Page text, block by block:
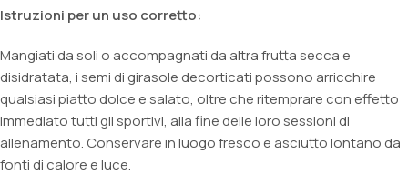
Istruzioni per un uso corretto:
Mangiati da soli o accompagnati da altra frutta secca e
disidratata, i semi di girasole decorticati possono arricchire
qualsiasi piatto dolce e salato, oltre che ritemprare con effetto
immediato tutti gli sportivi, alla fine delle loro sessioni di
allenamento. Conservare in luogo fresco e asciutto lontano da
fonti di calore e luce.